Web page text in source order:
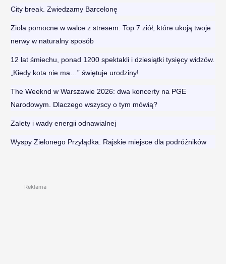
City break. Zwiedzamy Barcelonę​
Zioła pomocne w walce z stresem. Top 7 ziół, które ukoją twoje
nerwy w naturalny sposób
12 lat śmiechu, ponad 1200 spektakli i dziesiątki tysięcy widzów.
„Kiedy kota nie ma…” świętuje urodziny!
The Weeknd w Warszawie 2026: dwa koncerty na PGE
Narodowym. Dlaczego wszyscy o tym mówią?
Zalety i wady energii odnawialnej
Wyspy Zielonego Przylądka. Rajskie miejsce dla podróżników
Reklama